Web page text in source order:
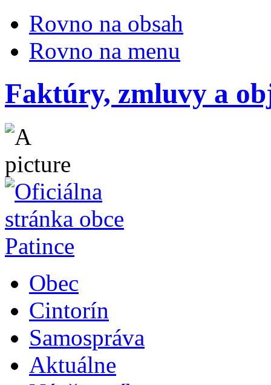
Rovno na obsah
Rovno na menu
Faktúry, zmluvy a
Obec
Cintorín
Samospráva
Aktuálne